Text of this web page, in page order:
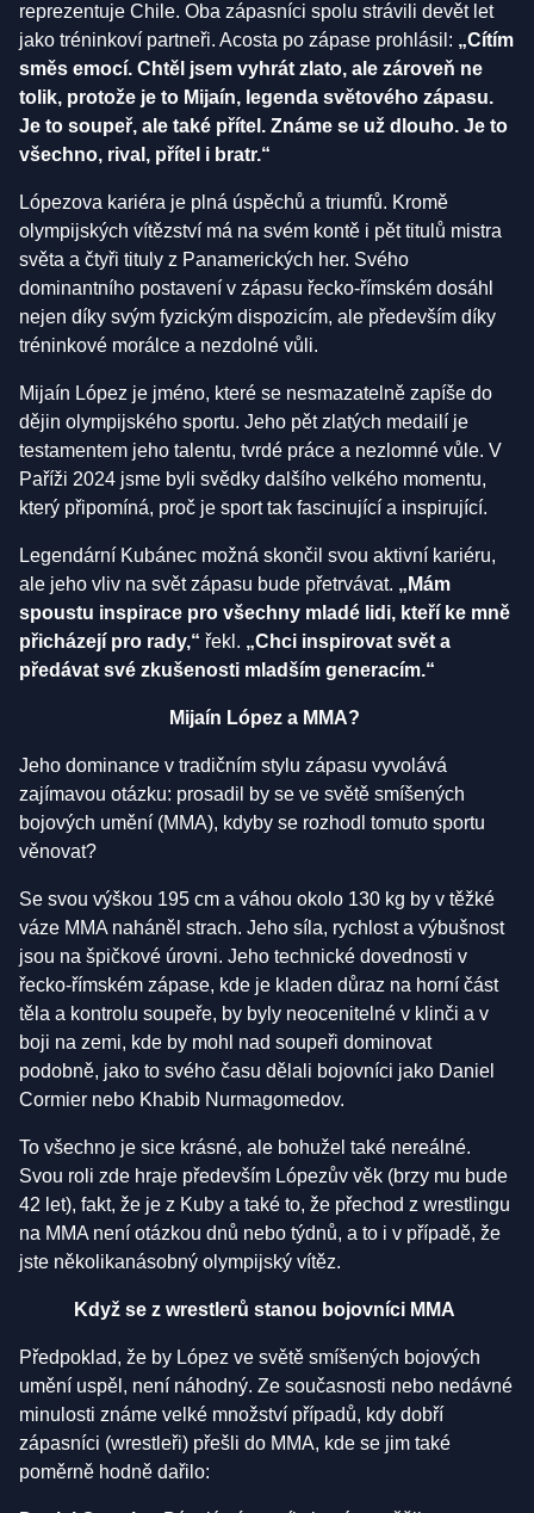
reprezentuje Chile. Oba zápasníci spolu strávili devět let
jako tréninkoví partneři. Acosta po zápase prohlásil: „Cítím
směs emocí. Chtěl jsem vyhrát zlato, ale zároveň ne
tolik, protože je to Mijaín, legenda světového zápasu.
Je to soupeř, ale také přítel. Známe se už dlouho. Je to
všechno, rival, přítel i bratr.“
Lópezova kariéra je plná úspěchů a triumfů. Kromě
olympijských vítězství má na svém kontě i pět titulů mistra
světa a čtyři tituly z Panamerických her. Svého
dominantního postavení v zápasu řecko-římském dosáhl
nejen díky svým fyzickým dispozicím, ale především díky
tréninkové morálce a nezdolné vůli.
Mijaín López je jméno, které se nesmazatelně zapíše do
dějin olympijského sportu. Jeho pět zlatých medailí je
testamentem jeho talentu, tvrdé práce a nezlomné vůle. V
Paříži 2024 jsme byli svědky dalšího velkého momentu,
který připomíná, proč je sport tak fascinující a inspirující.
Legendární Kubánec možná skončil svou aktivní kariéru,
ale jeho vliv na svět zápasu bude přetrvávat. „Mám
spoustu inspirace pro všechny mladé lidi, kteří ke mně
přicházejí pro rady,“ řekl. „Chci inspirovat svět a
předávat své zkušenosti mladším generacím.“
Mijaín López a MMA?
Jeho dominance v tradičním stylu zápasu vyvolává
zajímavou otázku: prosadil by se ve světě smíšených
bojových umění (MMA), kdyby se rozhodl tomuto sportu
věnovat?
Se svou výškou 195 cm a váhou okolo 130 kg by v těžké
váze MMA naháněl strach. Jeho síla, rychlost a výbušnost
jsou na špičkové úrovni. Jeho technické dovednosti v
řecko-římském zápase, kde je kladen důraz na horní část
těla a kontrolu soupeře, by byly neocenitelné v klinči a v
boji na zemi, kde by mohl nad soupeři dominovat
podobně, jako to svého času dělali bojovníci jako Daniel
Cormier nebo Khabib Nurmagomedov.
To všechno je sice krásné, ale bohužel také nereálné.
Svou roli zde hraje především Lópezův věk (brzy mu bude
42 let), fakt, že je z Kuby a také to, že přechod z wrestlingu
na MMA není otázkou dnů nebo týdnů, a to i v případě, že
jste několikanásobný olympijský vítěz.
Když se z wrestlerů stanou bojovníci MMA
Předpoklad, že by López ve světě smíšených bojových
umění uspěl, není náhodný. Ze současnosti nebo nedávné
minulosti známe velké množství případů, kdy dobří
zápasníci (wrestleři) přešli do MMA, kde se jim také
poměrně hodně dařilo: